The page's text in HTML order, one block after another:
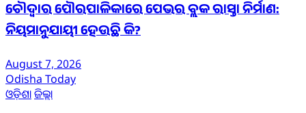
ଚୌଦ୍ୱାର ପୌରପାଳିକାରେ ପେଭର ବ୍ଲକ ରାସ୍ତା ନିର୍ମାଣ:
ନିୟମାନୁଯାୟୀ ହେଉଛି କି?
August 7, 2026
Odisha Today
ଓଡ଼ିଶାଜିଲ୍ଲା